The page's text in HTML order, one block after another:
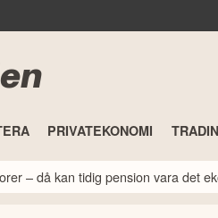
PRIVATEKONOMI
– då kan tidig pension vara det